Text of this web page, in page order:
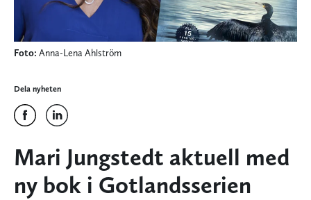
Foto: Anna-Lena Ahlström
Dela nyheten
Mari Jungstedt aktuell med
ny bok i Gotlandsserien